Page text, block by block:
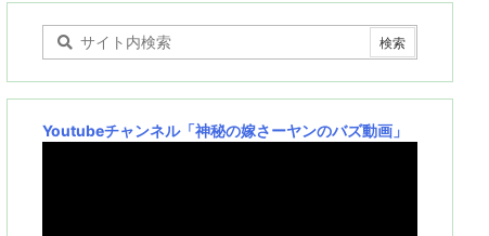
Youtubeチャンネル「神秘の嫁さーヤンのバズ動画」